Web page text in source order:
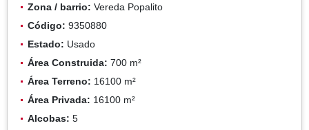
Zona / barrio: Vereda Popalito
Código: 9350880
Estado: Usado
Área Construida: 700 m²
Área Terreno: 16100 m²
Área Privada: 16100 m²
Alcobas: 5